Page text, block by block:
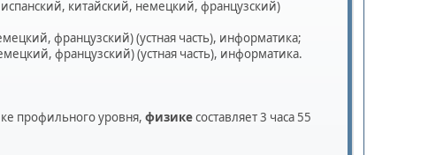
китайский, немецкий, французский)
французский) (устная часть), информатика;
французский) (устная часть), информатика.
профильного уровня, физикесоставляет 3 часа 55